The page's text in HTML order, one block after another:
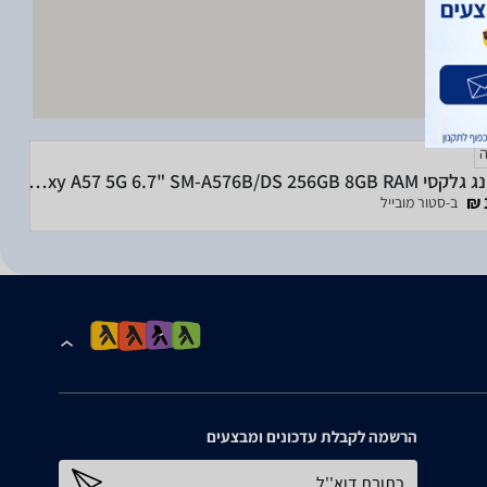
סמסונג גלקסי Samsung Galaxy A57 5G 6.7" SM-A576B/DS 256GB 8GB RAM
ב-סטור מובייל
הרשמה לקבלת עדכונים ומבצעים